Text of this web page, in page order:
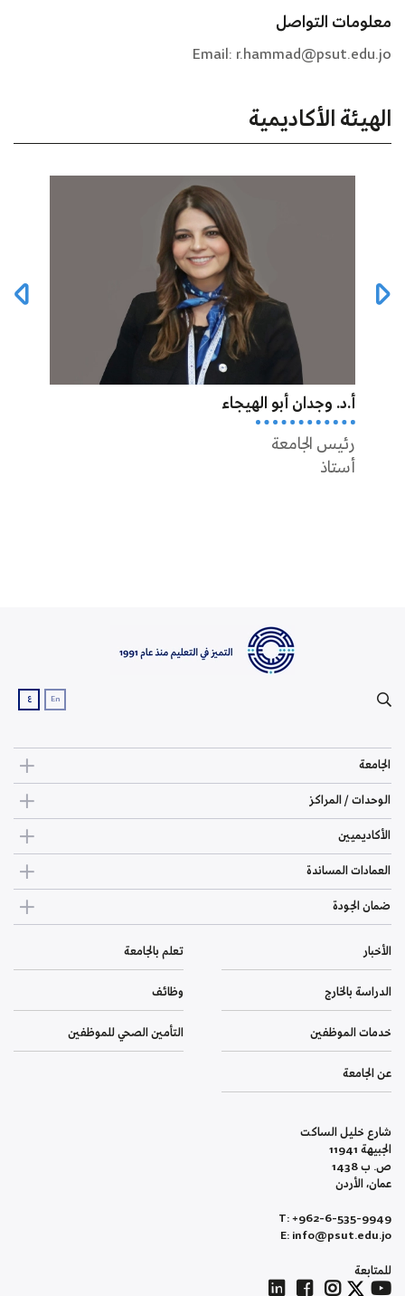
معلومات التواصل
Email: r.hammad@psut.edu.jo
الهيئة الأكاديمية
أ.د. وجدان أبو الهيجاء
رئيس الجامعة
أستاذ
En ع
الجامعة
الوحدات / المراكز
الأكاديميين
العمادات المساندة
ضمان الجودة
الأخبار تعلم بالجامعة
الدراسة بالخارج وظائف
خدمات الموظفين التأمين الصحي للموظفين
عن الجامعة
شارع خليل الساكت
الجبيهة 11941
ص. ب 1438
عمان، الأردن
T: +962-6-535-9949
E: info@psut.edu.jo
للمتابعة